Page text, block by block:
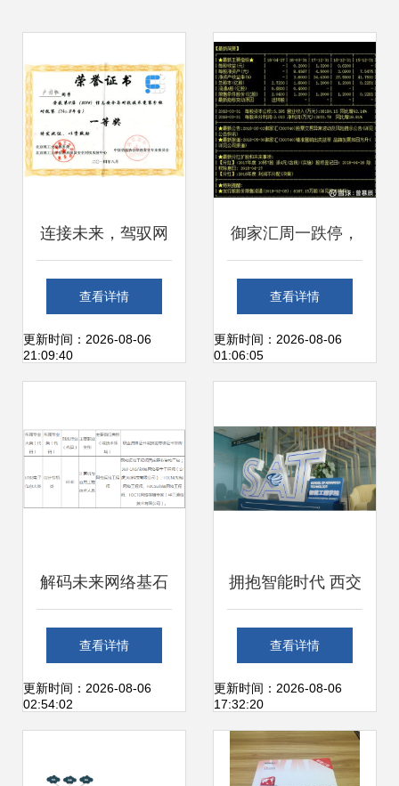
连接未来，驾驭网
络 —— 计算机网
络技术专业深度解
查看详情
更新时间：2026-08-06
21:09:40
御家汇周一跌停，
主升浪究竟是否落
幕？——基于技术
解析
查看详情
更新时间：2026-08-06
01:06:05
解码未来网络基石
北京网络职业学院
计算机网络技术
查看详情
更新时间：2026-08-06
02:54:02
拥抱智能时代 西交
利物浦大学硬核实
力引领未来计算机
网络工程技术服务
查看详情
更新时间：2026-08-06
17:32:20